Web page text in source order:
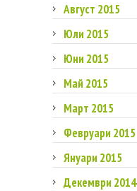
Август 2015
Юли 2015
Юни 2015
Май 2015
Март 2015
Февруари 2015
Януари 2015
Декември 2014